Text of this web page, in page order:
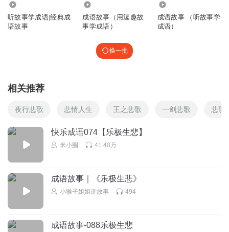
听故事学成语|经典成
语故事
成语故事（用逗趣故
事学成语）
成语故事 （听故事学
成语）
换一批
相关推荐
夜行悲歌 悲情人生 王之悲歌 一剑悲歌 悲歌
快乐成语074【乐极生悲】
米小圈 41.40万
成语故事｜《乐极生悲》
小猴子姐姐讲故事 494
成语故事-088乐极生悲